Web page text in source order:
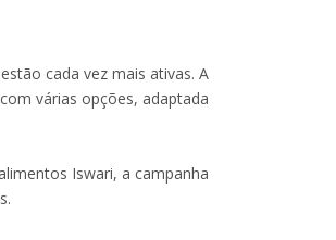
cada vez mais ativas. A
várias opções, adaptada
Iswari, a campanha